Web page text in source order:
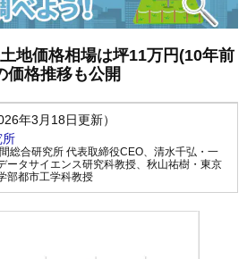
地価格相場は坪11万円(10年前
価格推移も公開
年3月18日更新）
所
総合研究所 代表取締役CEO、 清水千弘・一
ータサイエンス研究科教授、 秋山祐樹・東京
部都市工学科教授